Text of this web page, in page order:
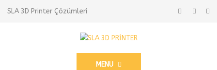
SLA 3D Printer Çözümleri
MENU